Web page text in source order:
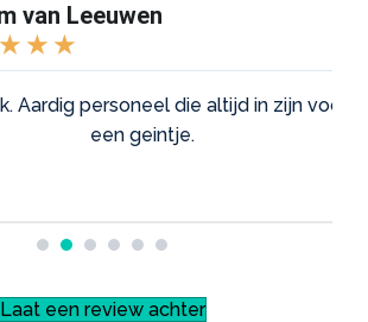
Leeuwen
★
personeel die altijd in zijn voor
een geintje.
Laat een review achter